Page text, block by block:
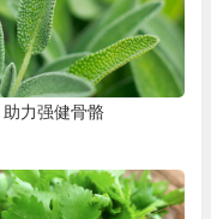
助力强健骨骼